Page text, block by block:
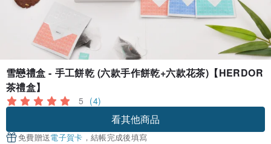
雪戀禮盒 - 手工餅乾 (六款手作餅乾+六款花茶)【HERDOR
茶禮盒】
5 (4)
看其他商品
免費贈送電子賀卡 ，結帳完成後填寫